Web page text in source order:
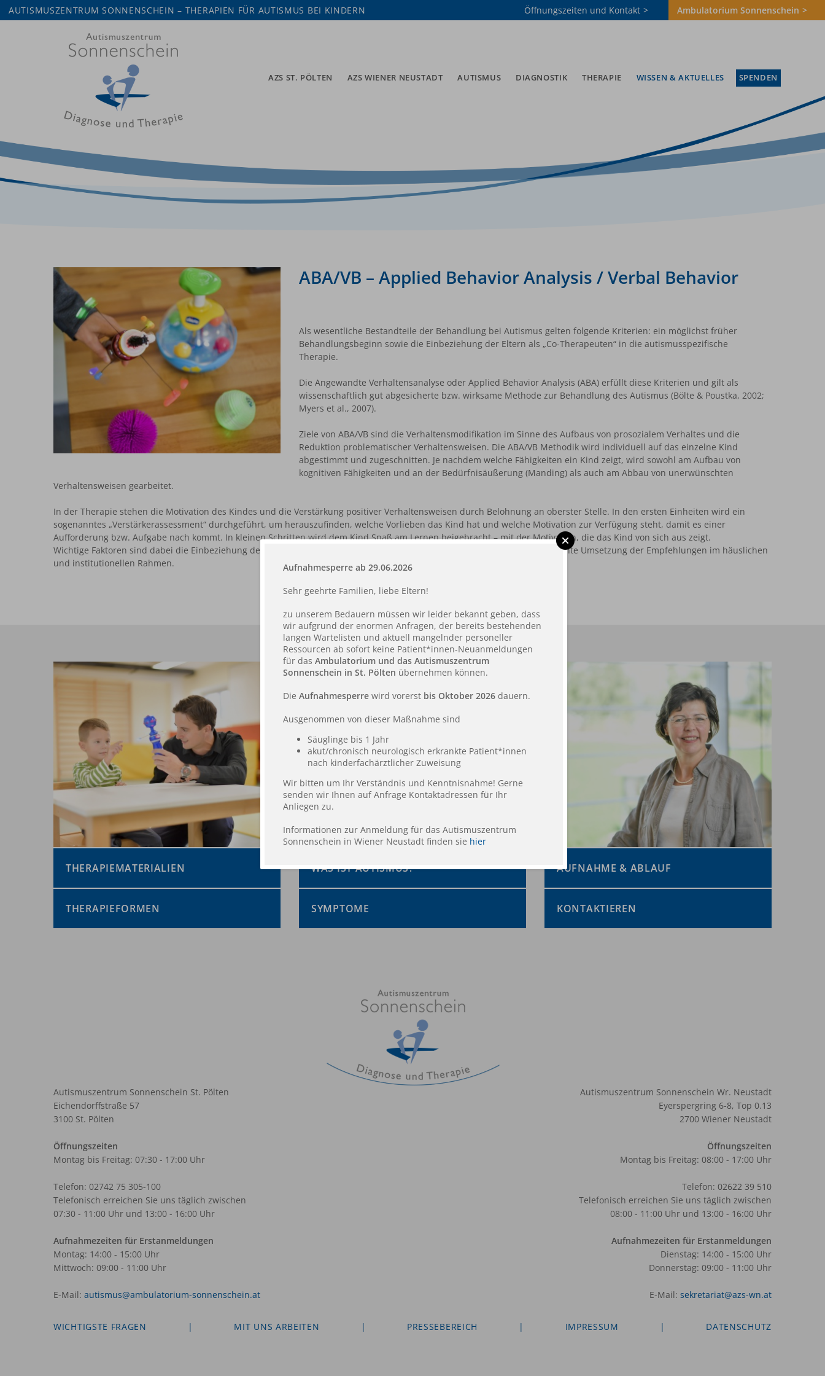
AUTISMUSZENTRUM SONNENSCHEIN – THERAPIEN FÜR AUTISMUS BEI KINDERN Öffnungszeiten und Kontakt Ambulatorium Sonnenschein
AZS ST. PÖLTEN AZS WIENER NEUSTADT AUTISMUS DIAGNOSTIK THERAPIE WISSEN & AKTUELLES SPENDEN
ABA/VB – Applied Behavior Analysis / Verbal Behavior
Als wesentliche Bestandteile der Behandlung bei Autismus gelten folgende Kriterien: ein möglichst früher
Behandlungsbeginn sowie die Einbeziehung der Eltern als „Co-Therapeuten“ in die autismusspezifische
Therapie.
Die Angewandte Verhaltensanalyse oder Applied Behavior Analysis (ABA) erfüllt diese Kriterien und gilt als
wissenschaftlich gut abgesicherte bzw. wirksame Methode zur Behandlung des Autismus (Bölte & Poustka, 2002;
Myers et al., 2007).
Ziele von ABA/VB sind die Verhaltensmodifikation im Sinne des Aufbaus von prosozialem Verhaltes und die
Reduktion problematischer Verhaltensweisen. Die ABA/VB Methodik wird individuell auf das einzelne Kind
abgestimmt und zugeschnitten. Je nachdem welche Fähigkeiten ein Kind zeigt, wird sowohl am Aufbau von
kognitiven Fähigkeiten und an der Bedürfnisäußerung (Manding) als auch am Abbau von unerwünschten
Verhaltensweisen gearbeitet.
In der Therapie stehen die Motivation des Kindes und die Verstärkung positiver Verhaltensweisen durch Belohnung an oberster Stelle. In den ersten Einheiten wird ein
sogenanntes „Verstärkerassessment“ durchgeführt, um herauszufinden, welche Vorlieben das Kind hat und welche Motivation zur Verfügung steht, damit es einer
Aufforderung bzw. Aufgabe nach kommt. In kleinen Schritten wird dem Kind Spaß am Lernen beigebracht – mit der Motivation, die das Kind von sich aus zeigt.
Wichtige Faktoren sind dabei die Einbeziehung des gesamten Umfeldes (Eltern und Schule/Kindergärten) und die konsequente Umsetzung der Empfehlungen im häuslichen
und institutionellen Rahmen.
THERAPIEMATERIALIEN
THERAPIEFORMEN
WAS IST AUTISMUS?
SYMPTOME
AUFNAHME & ABLAUF
KONTAKTIEREN
Autismuszentrum Sonnenschein St. Pölten
Eichendorffstraße 57
3100 St. Pölten
Öffnungszeiten
Montag bis Freitag: 07:30 - 17:00 Uhr
Telefon: 02742 75 305-100
Telefonisch erreichen Sie uns täglich zwischen
07:30 - 11:00 Uhr und 13:00 - 16:00 Uhr
Aufnahmezeiten für Erstanmeldungen
Montag: 14:00 - 15:00 Uhr
Mittwoch: 09:00 - 11:00 Uhr
E-Mail: autismus@ambulatorium-sonnenschein.at
Autismuszentrum Sonnenschein Wr. Neustadt
Eyerspergring 6-8, Top 0.13
2700 Wiener Neustadt
Öffnungszeiten
Montag bis Freitag: 08:00 - 17:00 Uhr
Telefon: 02622 39 510
Telefonisch erreichen Sie uns täglich zwischen
08:00 - 11:00 Uhr und 13:00 - 16:00 Uhr
Aufnahmezeiten für Erstanmeldungen
Dienstag: 14:00 - 15:00 Uhr
Donnerstag: 09:00 - 11:00 Uhr
E-Mail: sekretariat@azs-wn.at
WICHTIGSTE FRAGEN | MIT UNS ARBEITEN | PRESSEBEREICH | IMPRESSUM | DATENSCHUTZ
Aufnahmesperre ab 29.06.2026
Sehr geehrte Familien, liebe Eltern!
zu unserem Bedauern müssen wir leider bekannt geben, dass
wir aufgrund der enormen Anfragen, der bereits bestehenden
langen Wartelisten und aktuell mangelnder personeller
Ressourcen ab sofort keine Patient*innen-Neuanmeldungen
für das Ambulatorium und das Autismuszentrum
Sonnenschein in St. Pölten übernehmen können.
Die Aufnahmesperrewird vorerst bis Oktober 2026dauern.
Ausgenommen von dieser Maßnahme sind
Säuglinge bis 1 Jahr
akut/chronisch neurologisch erkrankte Patient*innen
nach kinderfachärztlicher Zuweisung
Wir bitten um Ihr Verständnis und Kenntnisnahme! Gerne
senden wir Ihnen auf Anfrage Kontaktadressen für Ihr
Anliegen zu.
Informationen zur Anmeldung für das Autismuszentrum
Sonnenschein in Wiener Neustadt finden sie hier